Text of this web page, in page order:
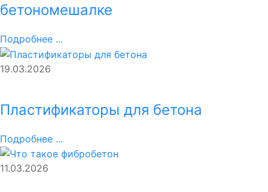
бетономешалке
Подробнее ...
19.03.2026
Пластификаторы для бетона
Подробнее ...
11.03.2026